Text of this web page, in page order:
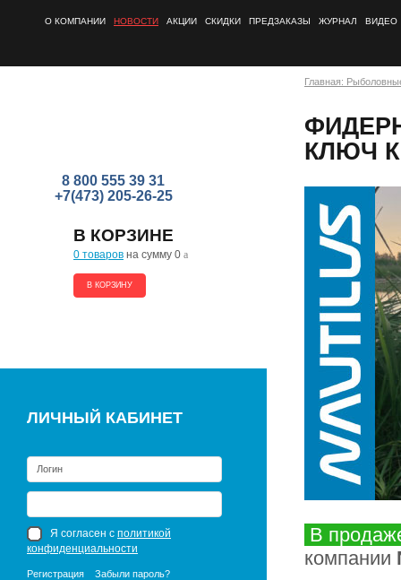
О КОМПАНИИ НОВОСТИ АКЦИИ СКИДКИ ПРЕДЗАКАЗЫ ЖУРНАЛ ВИДЕО
8 800 555 39 31
+7(473) 205-26-25
В КОРЗИНЕ
0 товаров на сумму 0 a
В КОРЗИНУ
ЛИЧНЫЙ КАБИНЕТ
Я согласен с политикой
конфиденциальности
Регистрация Забыли пароль?
Главная:
КЛЮЧ
В
компании